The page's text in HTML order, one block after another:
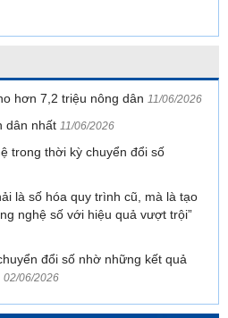
hơn 7,2 triệu nông dân 11/06/2026
dân nhất 11/06/2026
trong thời kỳ chuyển đổi số
là số hóa quy trình cũ, mà là tạo
nghệ số với hiệu quả vượt trội”
đổi số nhờ những kết quả
02/06/2026